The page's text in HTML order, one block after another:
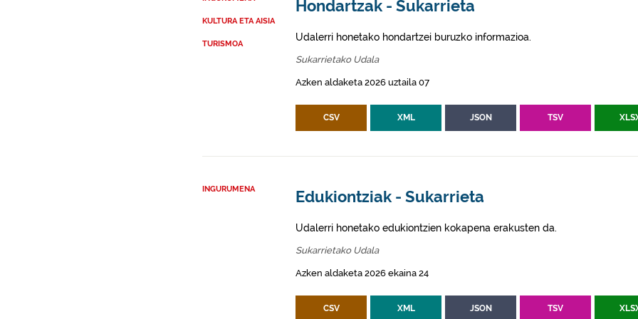
KULTURA ETA AISIA
TURISMOA
Hondartzak - Sukarrieta
Udalerri honetako hondartzei buruzko informazioa.
Sukarrietako Udala
Azken aldaketa 2026 uztaila 07
CSV XML JSON TSV
INGURUMENA Edukiontziak - Sukarrieta
Udalerri honetako edukiontzien kokapena erakusten da.
Sukarrietako Udala
Azken aldaketa 2026 ekaina 24
CSV XML JSON TSV